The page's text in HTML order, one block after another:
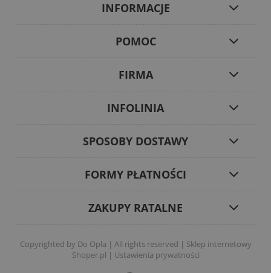
INFORMACJE
POMOC
FIRMA
INFOLINIA
SPOSOBY DOSTAWY
FORMY PŁATNOŚCI
ZAKUPY RATALNE
Copyrighted by Do Opla | All rights reserved | Sklep internetowy
Shoper.pl | Ustawienia prywatności